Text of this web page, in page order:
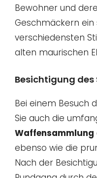
Bewohner und
Geschmäckern ein
verschiedensten
alten maurischen
Besichtigung des
Bei einem Besuch
Sie auch die
Waffensammlung
ebenso wie die
Nach der